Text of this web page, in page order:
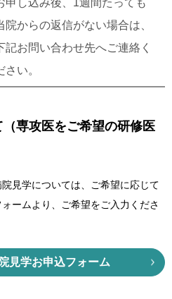
申し込み後、1週間たっても
院からの返信がない場合は、
記お問い合わせ先へご連絡く
さい。
専攻医をご希望の研修医
見学については、ご希望に応じて
ームより、ご希望をご入力くださ
見学お申込フォーム